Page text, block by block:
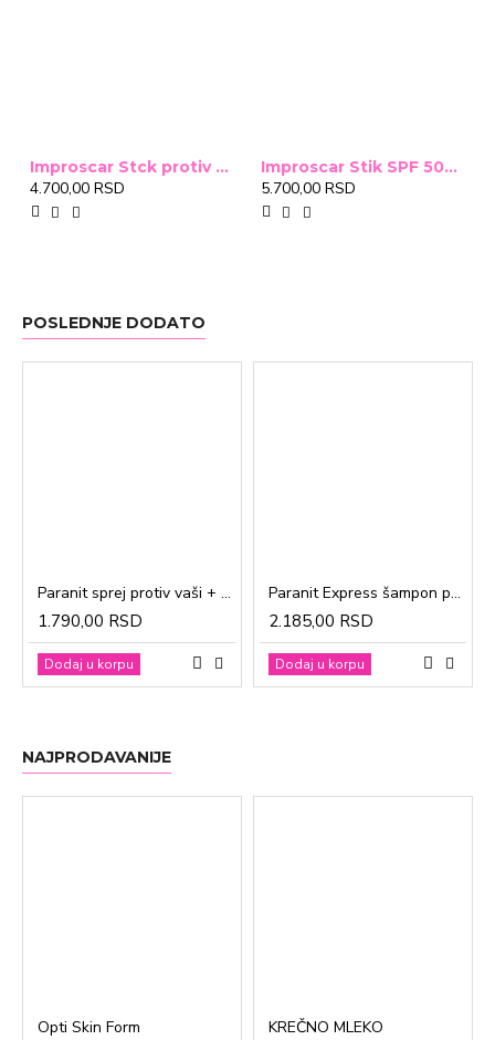
Improscar Stck protiv ožiljaka 4,6g
4.700,00 RSD
Improscar Stik SPF 50+ Conceal 6,9g (tonirani)
5.700,00 RSD
POSLEDNJE DODATO
Paranit sprej protiv vaši + češalj 100ml
1.790,00 RSD
Dodaj u korpu
Paranit Express šampon protiv vaši + češalj 200ml
2.185,00 RSD
Dodaj u korpu
NAJPRODAVANIJE
Opti Skin Form KREČNO MLEKO